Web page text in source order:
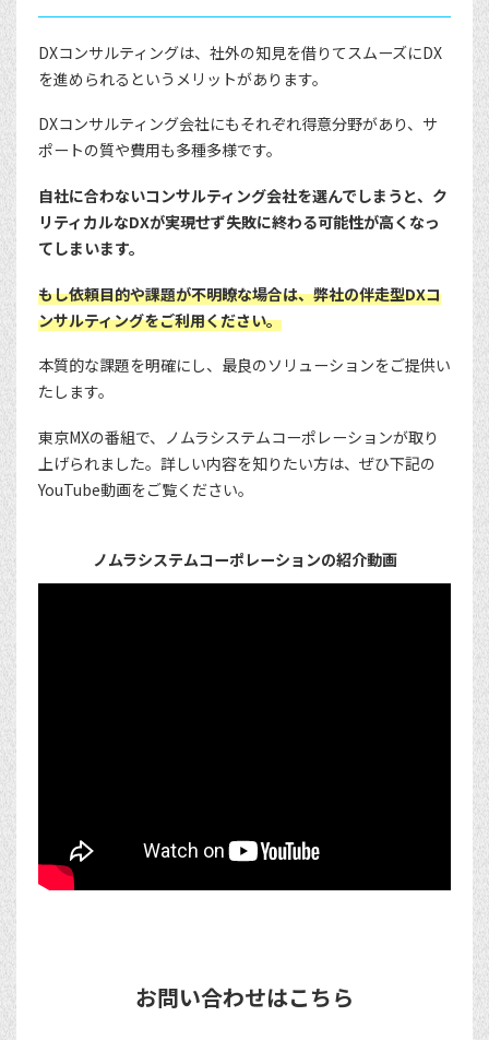
DXコンサルティングは、社外の知見を借りてスムーズにDX
を進められるというメリットがあります。
DXコンサルティング会社にもそれぞれ得意分野があり、サ
ポートの質や費用も多種多様です。
自社に合わないコンサルティング会社を選んでしまうと、ク
リティカルなDXが実現せず失敗に終わる可能性が高くなっ
てしまいます。
もし依頼目的や課題が不明瞭な場合は、弊社の伴走型DXコ
ンサルティングをご利用ください。
本質的な課題を明確にし、最良のソリューションをご提供い
たします。
東京MXの番組で、ノムラシステムコーポレーションが取り
上げられました。詳しい内容を知りたい方は、ぜひ下記の
YouTube動画をご覧ください。
ノムラシステムコーポレーションの紹介動画
お問い合わせはこちら